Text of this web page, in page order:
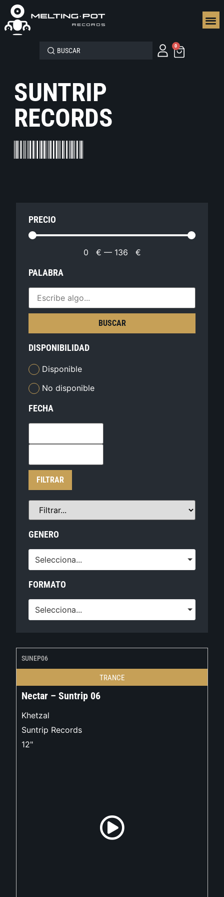
0
SUNTRIP
RECORDS
PRECIO
0 € — 136 €
PALABRA
BUSCAR
DISPONIBILIDAD
Disponible
No disponible
FECHA
FILTRAR
GENERO
Selecciona...
FORMATO
Selecciona...
SUNEP06
TRANCE
Nectar – Suntrip 06
Khetzal
Suntrip Records
12"